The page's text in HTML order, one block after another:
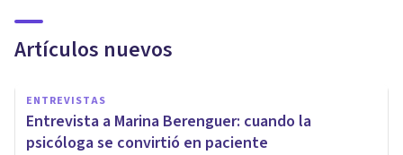
Artículos nuevos
ENTREVISTAS
Entrevista a Marina Berenguer: cuando la
psicóloga se convirtió en paciente